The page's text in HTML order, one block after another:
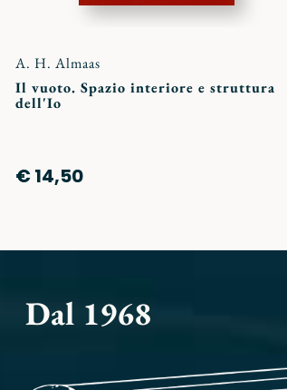
A. H. Almaas
Il vuoto. Spazio interiore e struttura
dell'Io
€ 14,50
Dal 1968